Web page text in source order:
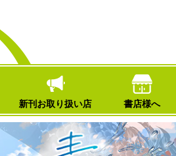
新刊お取り扱い店 書店様へ